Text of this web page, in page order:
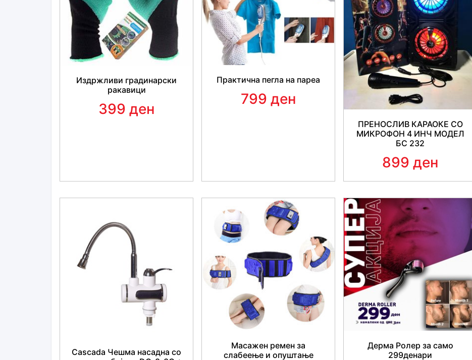
Издржливи градинарски
ракавици
399 ден
Практична пегла на пареа
799 ден
ПРЕНОСЛИВ КАРАОКЕ СО
МИКРОФОН 4 ИНЧ МОДЕЛ
БС 232
899 ден
Cascada Чешма насадна со
Масажен ремен за
слабеење и опуштање
Дерма Ролер за само
299денари